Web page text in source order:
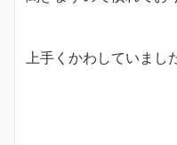
上手くかわしていまし